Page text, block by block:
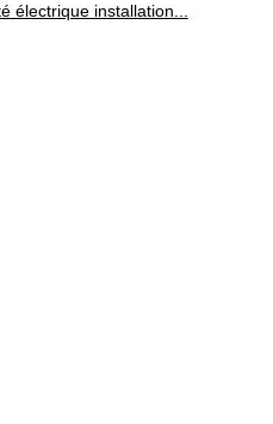
électrique installation...